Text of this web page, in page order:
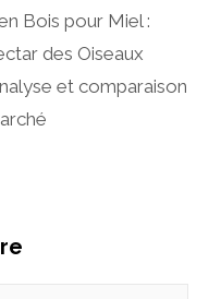
Bois pour Miel :
des Oiseaux
et comparaison